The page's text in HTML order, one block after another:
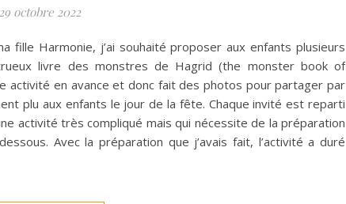
29 octobre 2022
fille Harmonie, j’ai souhaité proposer aux enfants plusieurs
livre des monstres de Hagrid (the monster book of
activité en avance et donc fait des photos pour partager par
plu aux enfants le jour de la fête. Chaque invité est reparti
activité très compliqué mais qui nécessite de la préparation
Avec la préparation que j’avais fait, l’activité a duré